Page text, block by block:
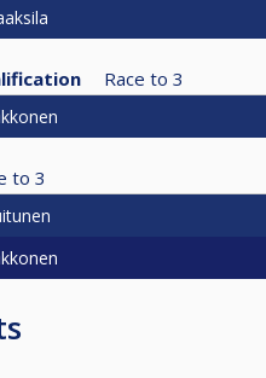
Race to 3
to 3